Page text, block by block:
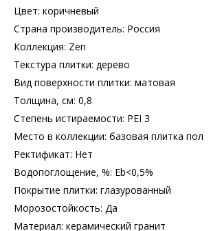
Цвет: коричневый
Страна производитель: Россия
Коллекция: Zen
Текстура плитки: дерево
Вид поверхности плитки: матовая
Толщина, см: 0,8
Степень истираемости: PEI 3
Место в коллекции: базовая плитка пол
Ректификат: Нет
Водопоглощение, %: Еb<0,5%
Покрытие плитки: глазурованный
Морозостойкость: Да
Материал: керамический гранит